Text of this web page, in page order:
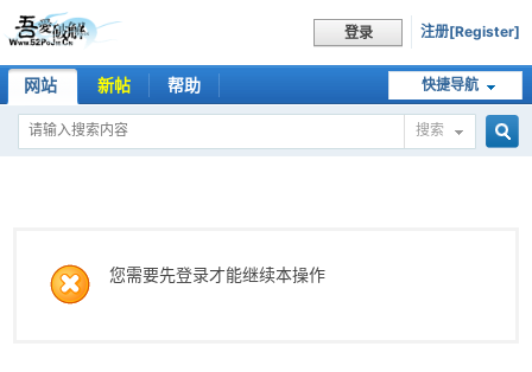
登录 注册[Register]
快捷导航
网站 新帖 帮助
搜索
您需要先登录才能继续本操作